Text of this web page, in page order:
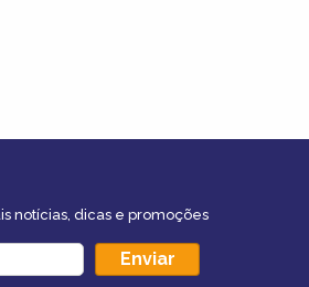
notícias, dicas e promoções